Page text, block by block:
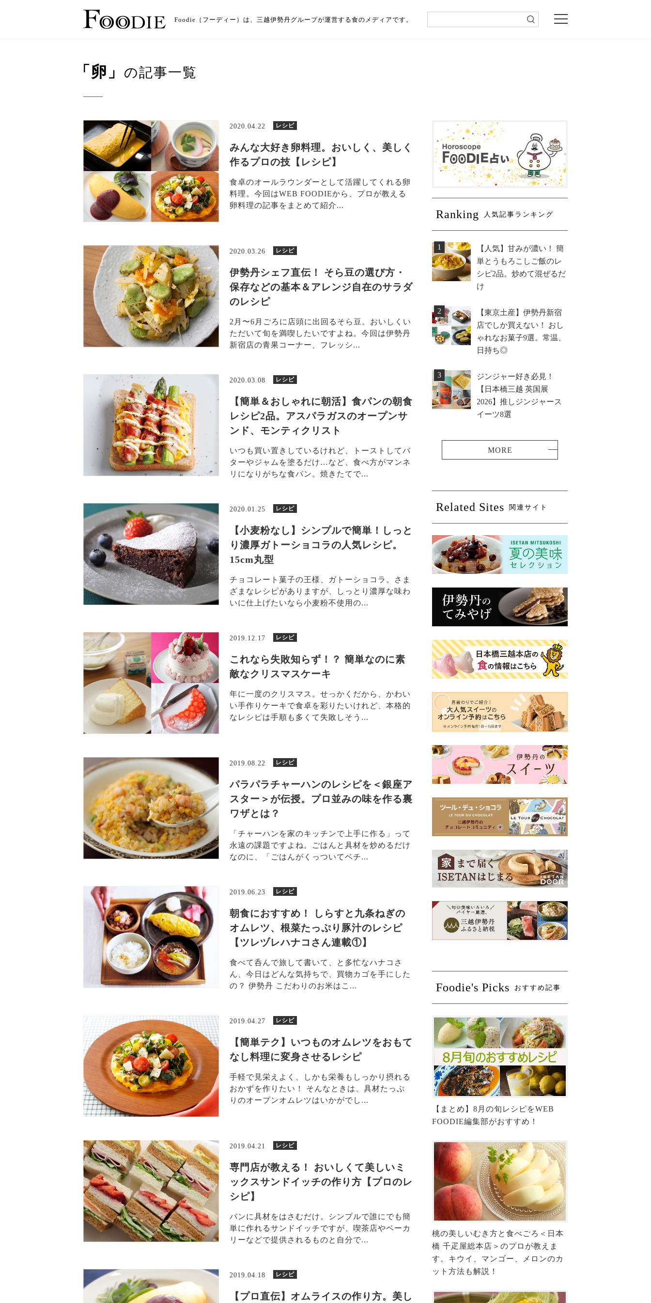
Foodie（フーディー）は、三越伊勢丹グループが運営する食のメディアです。
「卵」 の記事一覧
2020.04.22 レシピ
みんな大好き卵料理。おいしく、美しく
作るプロの技【レシピ】
食卓のオールラウンダーとして活躍してくれる卵
料理。今回はWEB FOODIEから、プロが教える
卵料理の記事をまとめて紹介...
2020.03.26 レシピ
伊勢丹シェフ直伝！ そら豆の選び方・
保存などの基本＆アレンジ自在のサラダ
のレシピ
2月〜6月ごろに店頭に出回るそら豆。おいしくい
ただいて旬を満喫したいですよね。今回は伊勢丹
新宿店の青果コーナー、フレッシ...
2020.03.08 レシピ
【簡単＆おしゃれに朝活】食パンの朝食
レシピ2品。アスパラガスのオープンサ
ンド、モンティクリスト
いつも買い置きしているけれど、トーストしてバ
ターやジャムを塗るだけ…など、食べ方がマンネ
リになりがちな食パン。焼きたてで...
2020.01.25 レシピ
【小麦粉なし】シンプルで簡単！しっと
り濃厚ガトーショコラの人気レシピ。
15cm丸型
チョコレート菓子の王様、ガトーショコラ。さま
ざまなレシピがありますが、しっとり濃厚な味わ
いに仕上げたいなら小麦粉不使用の...
2019.12.17 レシピ
これなら失敗知らず！？ 簡単なのに素
敵なクリスマスケーキ
年に一度のクリスマス。せっかくだから、かわい
い手作りケーキで食卓を彩りたいけれど、本格的
なレシピは手順も多くて失敗しそう...
2019.08.22 レシピ
パラパラチャーハンのレシピを＜銀座ア
スター＞が伝授。プロ並みの味を作る裏
ワザとは？
「チャーハンを家のキッチンで上手に作る」って
永遠の課題ですよね。ごはんと具材を炒めるだけ
なのに、「ごはんがくっついてベチ...
2019.06.23 レシピ
朝食におすすめ！ しらすと九条ねぎの
オムレツ、根菜たっぷり豚汁のレシピ
【ツレヅレハナコさん連載①】
食べて呑んで旅して書いて、と多忙なハナコさ
ん、今日はどんな気持ちで、買物カゴを手にした
の？ 伊勢丹 こだわりのお米はこ...
2019.04.27 レシピ
【簡単テク】いつものオムレツをおもて
なし料理に変身させるレシピ
手軽で見栄えよく、しかも栄養もしっかり摂れる
おかずを作りたい！ そんなときは、具材たっぷ
りのオープンオムレツはいかがでし...
2019.04.21 レシピ
専門店が教える！ おいしくて美しいミ
ックスサンドイッチの作り方【プロのレ
シピ】
パンに具材をはさむだけ。シンプルで誰にでも簡
単に作れるサンドイッチですが、喫茶店やベーカ
リーなどで提供されるものと自分で...
2019.04.18 レシピ
【プロ直伝】オムライスの作り方。美し
Ranking 人気記事ランキング
1
【人気】甘みが濃い！ 簡
単とうもろこしご飯のレ
シピ2品。炒めて混ぜるだ
け
2
【東京土産】伊勢丹新宿
店でしか買えない！ おし
ゃれなお菓子9選。常温、
日持ち◎
3
ジンジャー好き必見！
【日本橋三越 英国展
2026】推しジンジャース
イーツ8選
Related Sites 関連サイト
Foodie's Picks おすすめ記事
【まとめ】8月の旬レシピをWEB
FOODIE編集部がおすすめ！
桃の美しいむき方と食べごろ＜日本
橋 千疋屋総本店＞のプロが教えま
す。キウイ、マンゴー、メロンのカ
ット方法も解説！